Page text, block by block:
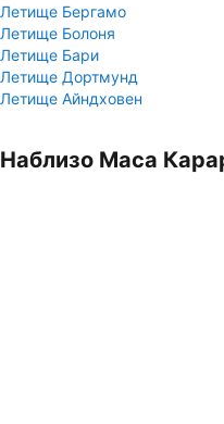
Летище Бергамо
Летище Болоня
Летище Бари
Летище Дортмунд
Летище Айндховен
Наблизо Маса